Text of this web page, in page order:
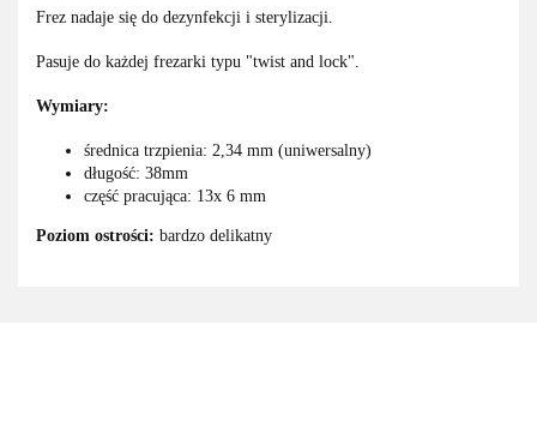
Frez nadaje się do dezynfekcji i sterylizacji.
Pasuje do każdej frezarki typu "twist and lock".
Wymiary:
średnica trzpienia: 2,34 mm (uniwersalny)
długość: 38mm
część pracująca: 13x 6 mm
Poziom ostrości: bardzo delikatny